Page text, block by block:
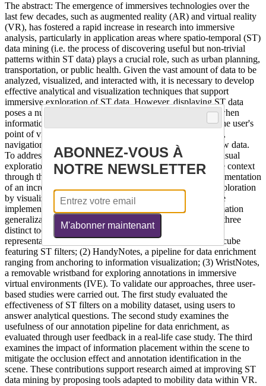
The abstract: The emergence of immersives technologies over the
last few decades, such as augmented reality (AR) and virtual reality
(VR), has fostered a rapid increase in research into immersive
analysis, particularly in application areas where spatio-temporal (ST)
data mining (i.e. the process of discovering useful but non-trivial
patterns within ST data) plays a crucial role, such as urban planning,
transportation, or public health. Given the vast amount of data to be
analyzed, visualized, and interacted with, it is necessary to develop
effective analytical and visualization techniques that support
immersive exploration of ST data. However, displaying ST data
poses a number of challenges, such as (i) data occlusion (when
information hides other information), (ii) identification of the user's
point of view (POV) on the data, (iii) proper data selection,
navigation and manipulation, and (iv) enrichment of ST raw data.
To address these challenges, this thesis contributes to the visual
exploration and enrichment of motion data in an immersive context
through three approaches to ST data analysis: (1) the implementation
of an incremental immersive approach focusing on data exploration
by visualizing motion data; (2) data enrichment through the
implementation of an annotation pipeline and (3) an information
generalization tool. We demonstrate our approaches using three
distinct tools: (1) INSPIRE, a framework for the visual
representation of ST mobility data using an immersive ST cube
featuring ST filters; (2) HandyNotes, a pipeline for data enrichment
ranging from anchoring to information visualization; (3) WristNotes,
a removable wristband for exploring annotations in immersive
virtual environments (IVE). To validate our approaches, three user-
based studies were carried out. The first study evaluated the
effectiveness of ST filters on a mobility dataset, using users to
answer analytical questions. The second study examines the
usefulness of our annotation pipeline for data enrichment, as
evaluated through user feedback in a real-life case study. The third
examines the impact of information placement within the scene to
mitigate the occlusion effect and annotation identification in the
scene. These contributions support research aimed at improving ST
data mining by proposing tools adapted to mobility data within VR.
ABONNEZ-VOUS À
NOTRE NEWSLETTER
M'abonner maintenant